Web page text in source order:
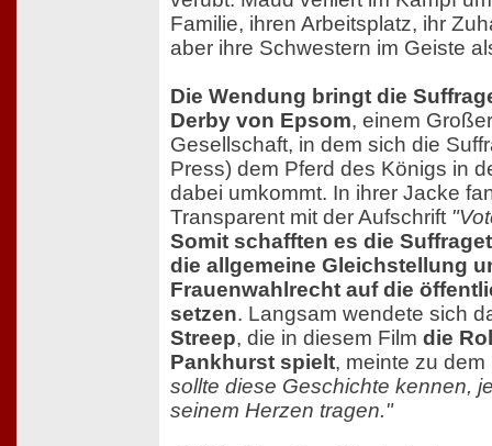
Familie, ihren Arbeitsplatz, ihr
aber ihre Schwestern im Geiste
Die Wendung bringt die
Derby von Epsom, einem
Gesellschaft, in dem sich die
Press) dem Pferd des Königs in
dabei umkommt. In ihrer Jacke
Transparent mit der Aufschrift
Somit schafften es die
die allgemeine Gleichstellung
Frauenwahlrecht auf die
setzen. Langsam wendete sich
Streep, die in diesem Film die
Pankhurst spielt, meinte zu
sollte diese Geschichte kennen,
seinem Herzen tragen."